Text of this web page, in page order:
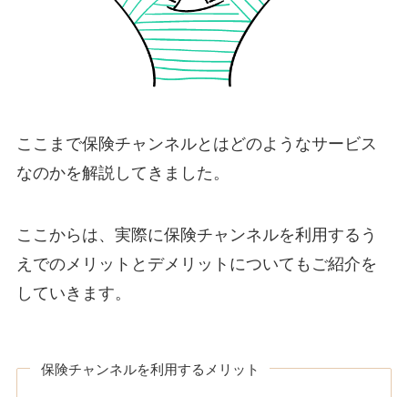
ここまで保険チャンネルとはどのようなサービス
なのかを解説してきました。
ここからは、実際に保険チャンネルを利用するう
えでのメリットとデメリットについてもご紹介を
していきます。
保険チャンネルを利用するメリット